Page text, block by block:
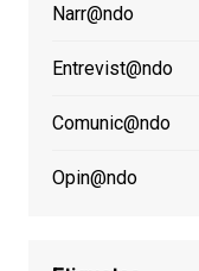
Narr@ndo
Entrevist@ndo
Comunic@ndo
Opin@ndo